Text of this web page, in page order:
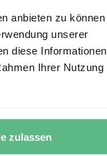
anbieten zu können
unserer
diese Informationen
Ihrer Nutzung
zulassen
entscheidenden
Patienten
im frühen
kommenden